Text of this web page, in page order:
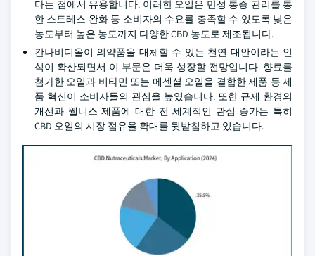
다는 점에서 유용합니다. 이러한 오일은 만성 통증 관리를 통
한 스트레스 완화 등 소비자의 수요를 충족할 수 있도록 낮은
농도부터 높은 농도까지 다양한 CBD 농도로 제조됩니다.
칸나비디올이 의약품을 대체할 수 있는 천연 대안이라는 인
식이 확산되면서 이 부문은 더욱 성장할 전망입니다. 향료를
첨가한 오일과 비타민 또는 에센셜 오일을 결합한 제품 등 제
품 혁신이 소비자들의 관심을 높였습니다. 또한 규제 환경의
개선과 웰니스 제품에 대한 전 세계적인 관심 증가는 특히
CBD 오일의 시장 점유율 확대를 뒷받침하고 있습니다.